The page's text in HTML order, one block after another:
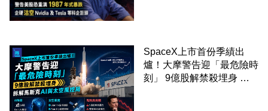
SpaceX上市首份季績出
爐！大摩警告迎「最危險時
刻」 9億股解禁殺埋身 拆